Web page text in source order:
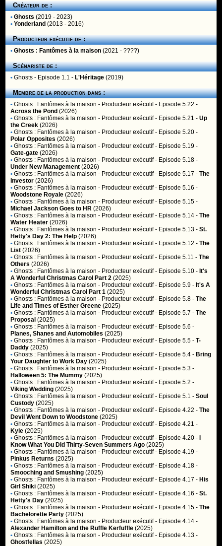
Créateur de :
• Ghosts (2019 - 2023)
• Yonderland (2013 - 2016)
Producteur exécutif de :
• Ghosts : Fantômes à la maison (2021 - ????)
Scénariste de :
• Ghosts - Episode 1.1 - L'Héritage (2019)
Membre de la production dans :
• Ghosts : Fantômes à la maison - Producteur exécutif - Episode 5.22 -
Across the Pond (2026)
• Ghosts : Fantômes à la maison - Producteur exécutif - Episode 5.21 -Up
the Creek (2026)
• Ghosts : Fantômes à la maison - Producteur exécutif - Episode 5.20 -
Polar Opposites (2026)
• Ghosts : Fantômes à la maison - Producteur exécutif - Episode 5.19 -
Gate-gate (2026)
• Ghosts : Fantômes à la maison - Producteur exécutif - Episode 5.18 -
Under New Management (2026)
• Ghosts : Fantômes à la maison - Producteur exécutif - Episode 5.17 -The
Investor (2026)
• Ghosts : Fantômes à la maison - Producteur exécutif - Episode 5.16 -
Woodstone Royale (2026)
• Ghosts : Fantômes à la maison - Producteur exécutif - Episode 5.15 -
Michael Jackson Goes to HR (2026)
• Ghosts : Fantômes à la maison - Producteur exécutif - Episode 5.14 -The
Water Heater (2026)
• Ghosts : Fantômes à la maison - Producteur exécutif - Episode 5.13 -St.
Hetty's Day 2: The Help (2026)
• Ghosts : Fantômes à la maison - Producteur exécutif - Episode 5.12 -The
List (2026)
• Ghosts : Fantômes à la maison - Producteur exécutif - Episode 5.11 -The
Others (2026)
• Ghosts : Fantômes à la maison - Producteur exécutif - Episode 5.10 - It's
A Wonderful Christmas Carol Part 2 (2025)
• Ghosts : Fantômes à la maison - Producteur exécutif - Episode 5.9 - It's A
Wonderful Christmas Carol Part 1 (2025)
• Ghosts : Fantômes à la maison - Producteur exécutif - Episode 5.8 -The
Life and Times of Esther Greene (2025)
• Ghosts : Fantômes à la maison - Producteur exécutif - Episode 5.7 -The
Proposal (2025)
• Ghosts : Fantômes à la maison - Producteur exécutif - Episode 5.6 -
Planes, Shanes and Automobiles (2025)
• Ghosts : Fantômes à la maison - Producteur exécutif - Episode 5.5 -T-
Daddy (2025)
• Ghosts : Fantômes à la maison - Producteur exécutif - Episode 5.4 - Bring
Your Daughter to Work Day (2025)
• Ghosts : Fantômes à la maison - Producteur exécutif - Episode 5.3 -
Halloween 5: The Mummy (2025)
• Ghosts : Fantômes à la maison - Producteur exécutif - Episode 5.2 -
Viking Wedding (2025)
• Ghosts : Fantômes à la maison - Producteur exécutif - Episode 5.1 -Soul
Custody (2025)
• Ghosts : Fantômes à la maison - Producteur exécutif - Episode 4.22 -The
Devil Went Down to Woodstone (2025)
• Ghosts : Fantômes à la maison - Producteur exécutif - Episode 4.21 -
Kyle (2025)
• Ghosts : Fantômes à la maison - Producteur exécutif - Episode 4.20 -
Know What You Did Thirty-Seven Summers Ago (2025)
• Ghosts : Fantômes à la maison - Producteur exécutif - Episode 4.19 -
Pinkus Returns (2025)
• Ghosts : Fantômes à la maison - Producteur exécutif - Episode 4.18 -
Smooching and Smushing (2025)
• Ghosts : Fantômes à la maison - Producteur exécutif - Episode 4.17 - His
Girl Shiki (2025)
• Ghosts : Fantômes à la maison - Producteur exécutif - Episode 4.16 -St.
Hetty's Day (2025)
• Ghosts : Fantômes à la maison - Producteur exécutif - Episode 4.15 -The
Bachelorette Party (2025)
• Ghosts : Fantômes à la maison - Producteur exécutif - Episode 4.14 -
Alexander Hamilton and the Ruffle Kerfuffle (2025)
• Ghosts : Fantômes à la maison - Producteur exécutif - Episode 4.13 -
Ghostfellas (2025)